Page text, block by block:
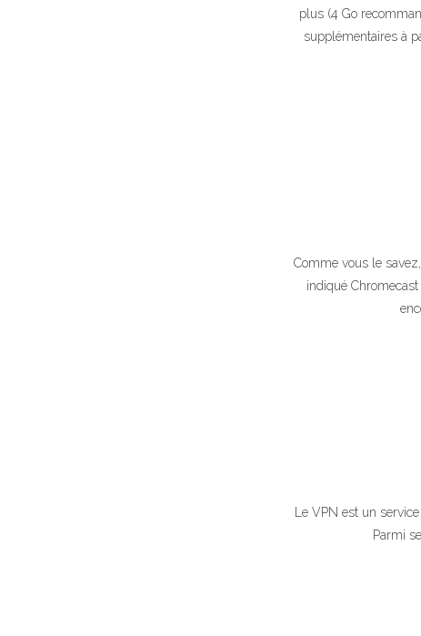
plus (4 Go
supplémentaires à
Comme vous le
indiqué
Le VPN est un
Parmi